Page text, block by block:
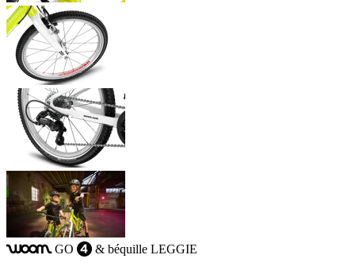
woom GO 4 & béquille LEGGIE